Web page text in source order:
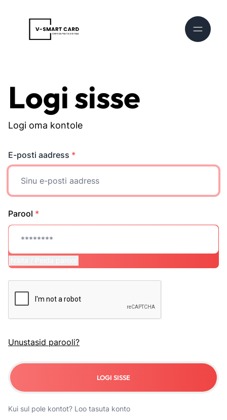
Logi sisse
Logi oma kontole
E-posti aadress *
Parool *
Unustasid parooli?
LOGI SISSE
Kui sul pole kontot? Loo tasuta konto